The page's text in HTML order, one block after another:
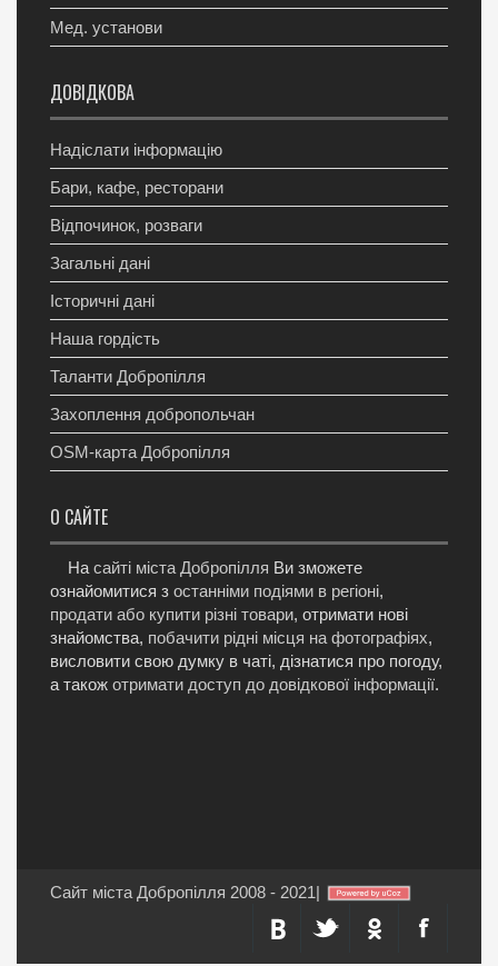
Мед. установи
ДОВІДКОВА
Надіслати інформацію
Бари, кафе, ресторани
Відпочинок, розваги
Загальні дані
Історичні дані
Наша гордість
Таланти Добропілля
Захоплення добропольчан
OSM-карта Добропілля
О САЙТЕ
На сайті міста Добропілля Ви зможете
ознайомитися з останніми подіями в регіоні,
продати або купити різні товари, отримати нові
знайомства, побачити рідні місця на фотографіях,
висловити свою думку в чаті, дізнатися про погоду,
а також отримати доступ до довідкової інформації.
Сайт міста Добропілля 2008 - 2021|